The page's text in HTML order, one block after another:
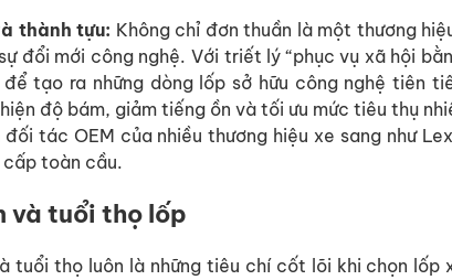
thành tựu: Không chỉ đơn thuần là một thương
đổi mới công nghệ. Với triết lý “phục vụ xã hội
tạo ra những dòng lốp sở hữu công nghệ tiên
độ bám, giảm tiếng ồn và tối ưu mức tiêu thụ
tác OEM của nhiều thương hiệu xe sang như
cấp toàn cầu.
và tuổi thọ lốp
tuổi thọ luôn là những tiêu chí cốt lõi khi chọn